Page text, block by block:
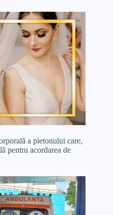
a pietonului care,
pentru acordarea de